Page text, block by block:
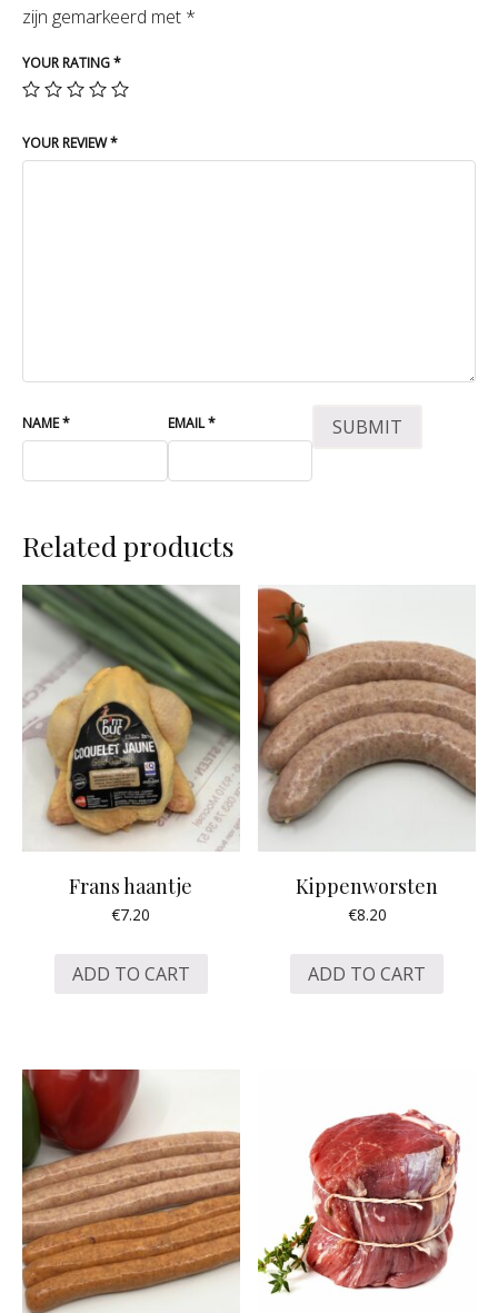
zijn gemarkeerd met *
YOUR RATING*
YOUR REVIEW*
NAME* EMAIL*
Related products
Frans haantje
€7.20
ADD TO CART
Kippenworsten
€8.20
ADD TO CART